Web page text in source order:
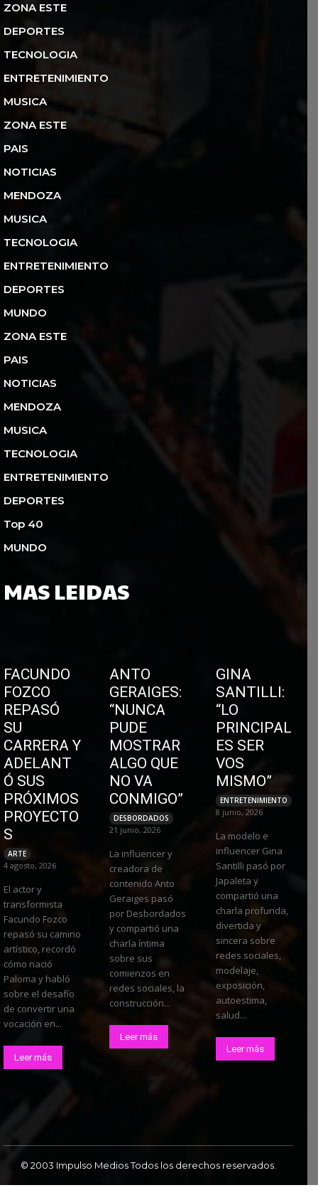
ZONA ESTE
DEPORTES
TECNOLOGIA
ENTRETENIMIENTO
MUSICA
ZONA ESTE
PAIS
NOTICIAS
MENDOZA
MUSICA
TECNOLOGIA
ENTRETENIMIENTO
DEPORTES
MUNDO
ZONA ESTE
PAIS
NOTICIAS
MENDOZA
MUSICA
TECNOLOGIA
ENTRETENIMIENTO
DEPORTES
Top 40
MUNDO
MAS LEIDAS
FACUNDO
FOZCO
REPASÓ
SU
CARRERA Y
ADELANT
Ó SUS
PRÓXIMOS
PROYECTO
S
ARTE
4 agosto, 2026
El actor y
transformista
Facundo Fozco
repasó su camino
artístico, recordó
cómo nació
Paloma y habló
sobre el desafío
de convertir una
vocación en...
Leer más
ANTO
GERAIGES:
“NUNCA
PUDE
MOSTRAR
ALGO QUE
NO VA
CONMIGO”
DESBORDADOS
21 junio, 2026
La influencer y
creadora de
contenido Anto
Geraiges pasó
por Desbordados
y compartió una
charla íntima
sobre sus
comienzos en
redes sociales, la
construcción...
Leer más
GINA
SANTILLI:
“LO
PRINCIPAL
ES SER
VOS
MISMO”
ENTRETENIMIENTO
8 junio, 2026
La modelo e
influencer Gina
Santilli pasó por
Japaleta y
compartió una
charla profunda,
divertida y
sincera sobre
redes sociales,
modelaje,
exposición,
autoestima,
salud...
Leer más
© 2003 Impulso Medios Todos los derechos reservados.